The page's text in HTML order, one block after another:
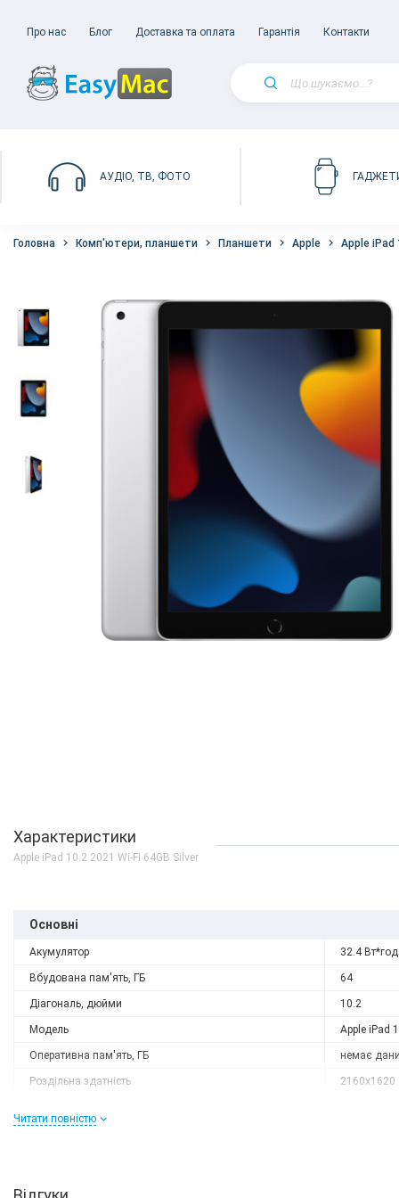
Про нас Блог Доставка та оплата Гарантія Контакти
АУДІО, ТВ, ФОТО
Головна Комп'ютери, планшети Планшети Apple Apple iPad
Характеристики
Apple iPad 10.2 2021 Wi-Fi 64GB Silver
Основні
Акумулятор 32.4 Вт*год
Вбудована пам'ять, ГБ 64
Діагональ, дюйми 10.2
Модель Apple iPad
Оперативна пам'ять, ГБ немає
Роздільна здатність 2160x1620
Читати повністю